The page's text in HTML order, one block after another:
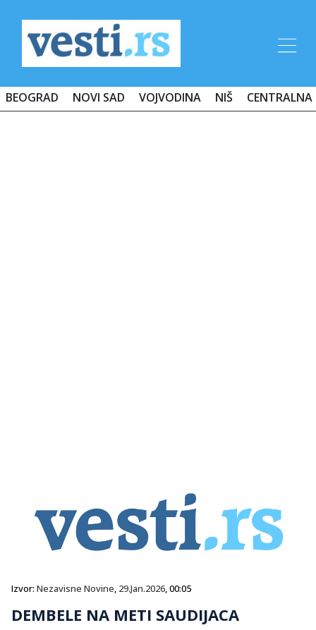
BEOGRAD NOVI SAD VOJVODINA NIŠ CENTRALNA
Izvor: Nezavisne Novine, 29.Jan.2026, 00:05
DEMBELE NA METI SAUDIJACA